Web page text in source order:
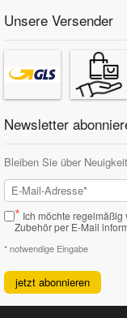
Unsere Versender
Newsletter
Bleiben Sie über
* Ich möchte regelmäßig
Zubehör per E-Mail
* notwendige Eingabe
jetzt abonnieren